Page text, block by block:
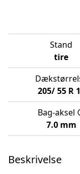
Stand
tire
205/ 55 R
Bag-aksel
7.0 mm
Beskrivelse